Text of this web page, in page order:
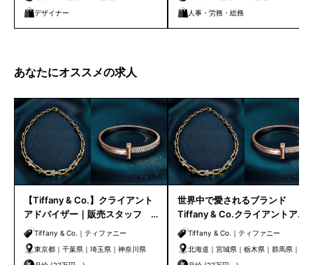
デザイナー
人事・労務・総務
あなたにオススメの求人
【Tiffany & Co.】クライアント
アドバイザー｜販売スタッフ ※
東京都内・首都圏店舗
Tiffany & Co.｜ティファニー
東京都｜千葉県｜埼玉県｜神奈川県
世界中で愛されるブランド
Tiffany & Co.クライアントアド
バイザー｜クライアントケアセ
ンター
Tiffany & Co.｜ティファニー
北海道｜宮城県｜栃木県｜群馬県｜埼